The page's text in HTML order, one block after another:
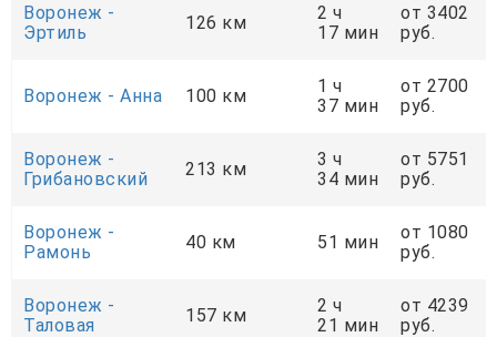
Воронеж -
Эртиль
126 км
2 ч
17 мин
от 3402
руб.
Воронеж - Анна 100 км
1 ч
37 мин
от 2700
руб.
Воронеж -
Грибановский
213 км
3 ч
34 мин
от 5751
руб.
Воронеж -
Рамонь
40 км 51 мин
от 1080
руб.
Воронеж -
Таловая
157 км
2 ч
21 мин
от 4239
руб.